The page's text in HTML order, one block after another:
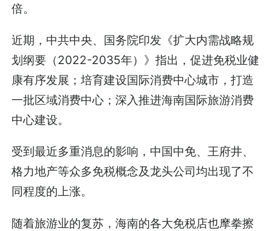
倍。
近期，中共中央、国务院印发《扩大内需战略规
划纲要（2022-2035年）》指出，促进免税业健
康有序发展；培育建设国际消费中心城市，打造
一批区域消费中心；深入推进海南国际旅游消费
中心建设。
受到最近多重消息的影响，中国中免、王府井、
格力地产等众多免税概念及龙头公司均出现了不
同程度的上涨。
随着旅游业的复苏，海南的各大免税店也摩拳擦